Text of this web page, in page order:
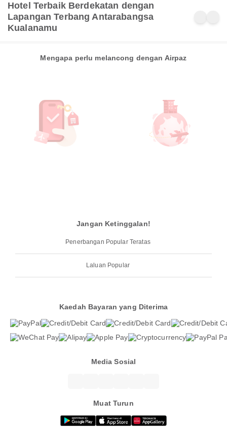
Hotel Terbaik Berdekatan dengan
Lapangan Terbang Antarabangsa
Kualanamu
Mengapa perlu melancong dengan Airpaz
Jangan Ketinggalan!
Penerbangan Popular Teratas
Laluan Popular
Kaedah Bayaran yang Diterima
Media Sosial
Muat Turun